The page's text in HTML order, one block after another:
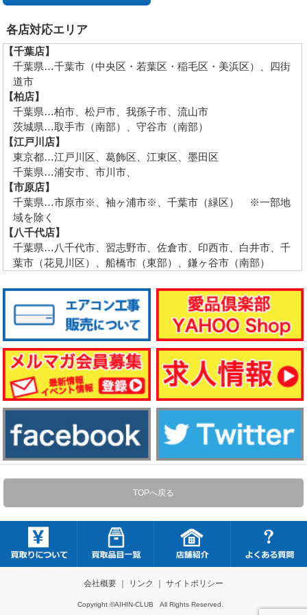
各店対応エリア
【千葉店】
千葉県…千葉市（中央区・若葉区・稲毛区・美浜区）、四街
道市
【柏店】
千葉県…柏市、松戸市、我孫子市、流山市
茨城県…取手市（南部）、守谷市（南部）
【江戸川店】
東京都…江戸川区、葛飾区、江東区、墨田区
千葉県…浦安市、市川市、
【市原店】
千葉県…市原市※、袖ヶ浦市※、千葉市（緑区） ※一部地
域を除く
【八千代店】
千葉県…八千代市、習志野市、佐倉市、印西市、白井市、千
葉市（花見川区）、船橋市（東部）、鎌ヶ谷市（南部）
TOPへ戻る
会社概要｜ リンク ｜ サイトポリシー
Copyright ©AIHIN-CLUB All Rights Reserved.